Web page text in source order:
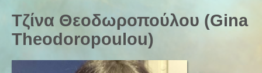
Τζίνα Θεοδωροπούλου (Gina
Theodoropoulou)